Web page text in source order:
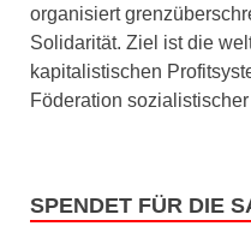
organisiert
Solidarität. Ziel ist die
kapitalistischen
Föderation
SPENDET FÜR DIE